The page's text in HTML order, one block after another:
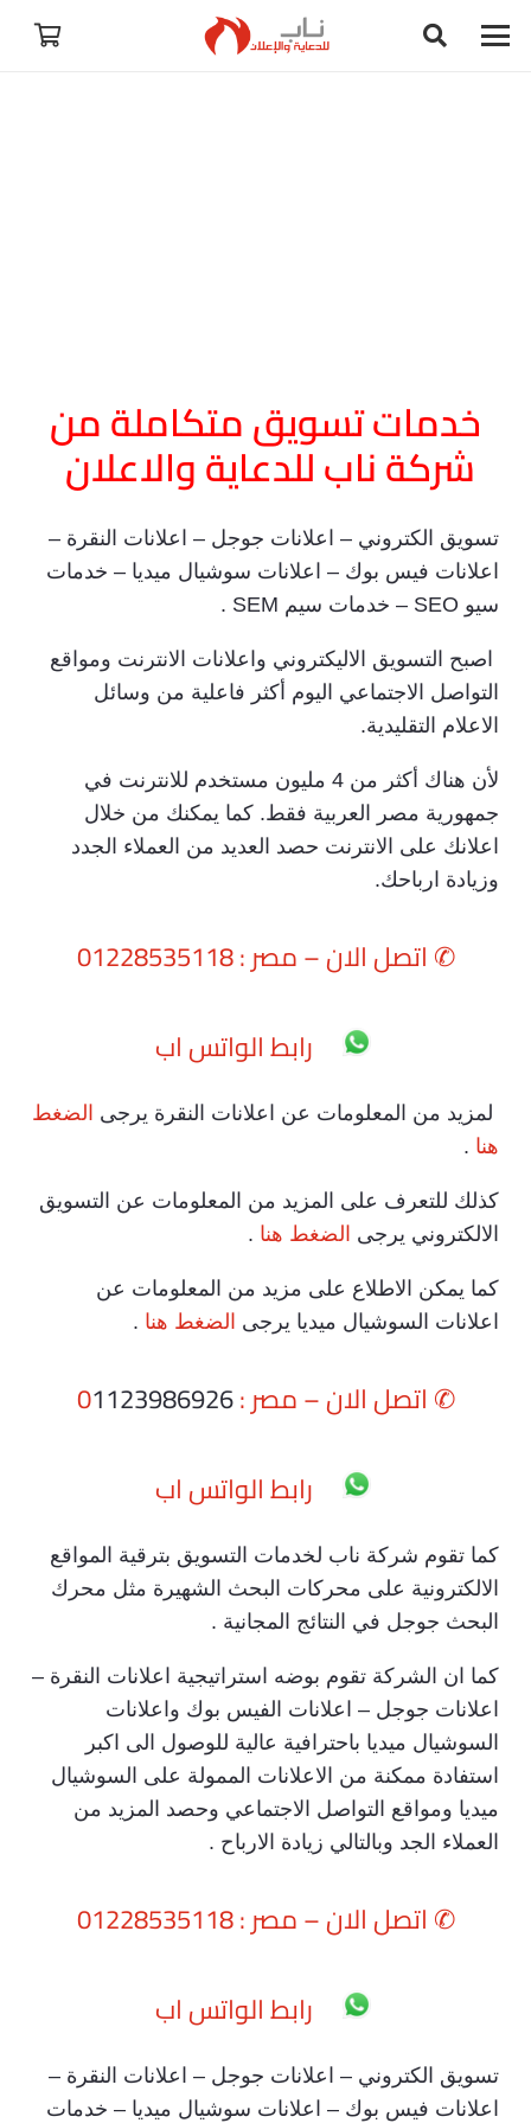
خدمات تسويق متكاملة من
شركة ناب للدعاية والاعلان
تسويق الكتروني – اعلانات جوجل – اعلانات النقرة –
اعلانات فيس بوك – اعلانات سوشيال ميديا – خدمات
سيو SEO – خدمات سيم SEM .
اصبح التسويق الاليكتروني واعلانات الانترنت ومواقع
التواصل الاجتماعي اليوم أكثر فاعلية من وسائل
الاعلام التقليدية.
لأن هناك أكثر من 4 مليون مستخدم للانترنت في
جمهورية مصر العربية فقط. كما يمكنك من خلال
اعلانك على الانترنت حصد العديد من العملاء الجدد
وزيادة ارباحك.
✆اتصل الان – مصر : 01228535118
رابط الواتس اب
لمزيد من المعلومات عن اعلانات النقرة يرجى الضغط
هنا .
كذلك للتعرف على المزيد من المعلومات عن التسويق
الالكتروني يرجى الضغط هنا .
كما يمكن الاطلاع على مزيد من المعلومات عن
اعلانات السوشيال ميديا يرجى الضغط هنا .
✆اتصل الان – مصر : 01123986926
رابط الواتس اب
كما تقوم شركة ناب لخدمات التسويق بترقية المواقع
الالكترونية على محركات البحث الشهيرة مثل محرك
البحث جوجل في النتائج المجانية .
كما ان الشركة تقوم بوضه استراتيجية اعلانات النقرة –
اعلانات جوجل – اعلانات الفيس بوك واعلانات
السوشيال ميديا باحترافية عالية للوصول الى اكبر
استفادة ممكنة من الاعلانات الممولة على السوشيال
ميديا ومواقع التواصل الاجتماعي وحصد المزيد من
العملاء الجد وبالتالي زيادة الارباح .
✆اتصل الان – مصر : 01228535118
رابط الواتس اب
تسويق الكتروني – اعلانات جوجل – اعلانات النقرة –
اعلانات فيس بوك – اعلانات سوشيال ميديا – خدمات